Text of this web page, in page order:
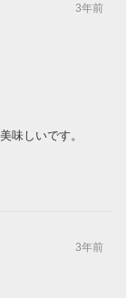
3年前
味しいです。
3年前